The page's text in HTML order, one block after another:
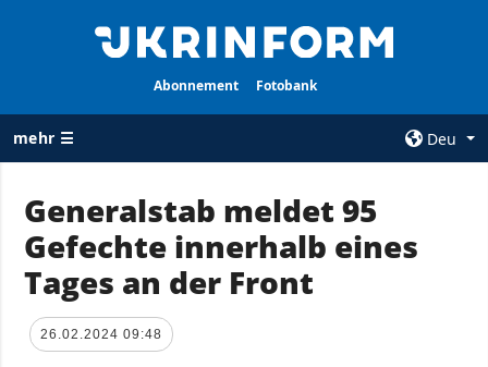
Abonnement Fotobank
mehr ☰
Deu
ALLE
Krieg
Wiederaufbau
AGENTUR
Über uns
Generalstab meldet 95
Gefechte innerhalb eines
Tages an der Front
26.02.2024 09:48